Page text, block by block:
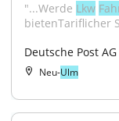
"...Werde Lkw
bietenTariflicher
Deutsche Post AG
Neu-Ulm